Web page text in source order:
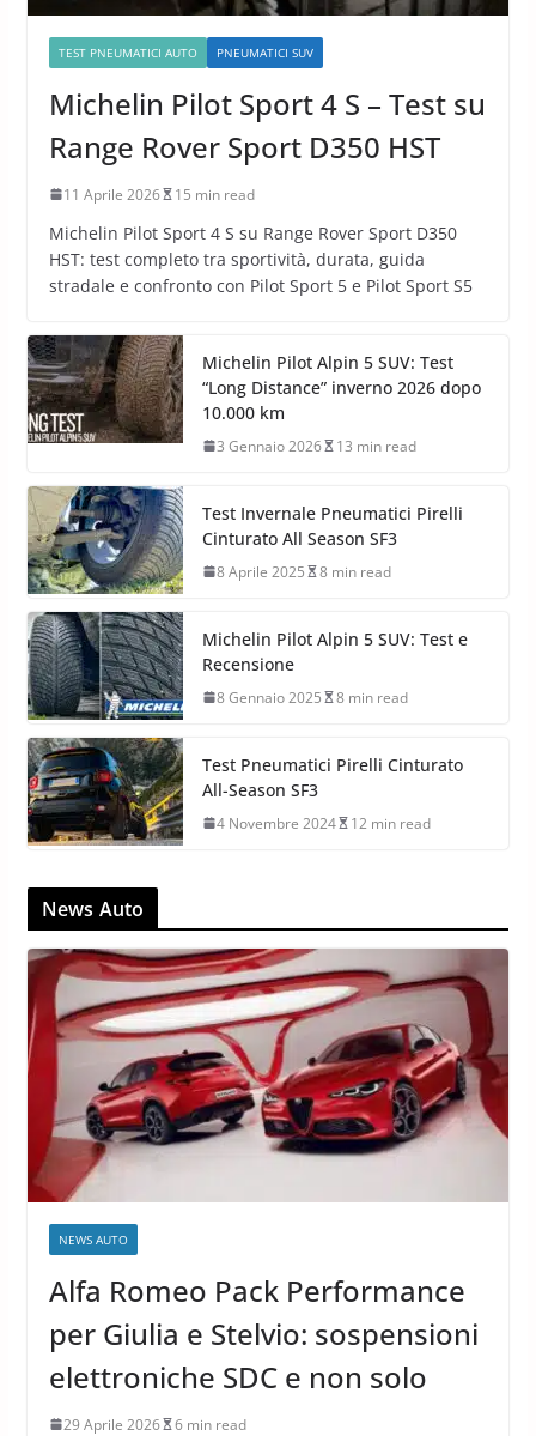
TEST PNEUMATICI AUTO PNEUMATICI SUV
Michelin Pilot Sport 4 S – Test su
Range Rover Sport D350 HST
11 Aprile 2026 15 min read
Michelin Pilot Sport 4 S su Range Rover Sport D350
HST: test completo tra sportività, durata, guida
stradale e confronto con Pilot Sport 5 e Pilot Sport S5
Michelin Pilot Alpin 5 SUV: Test
“Long Distance” inverno 2026 dopo
10.000 km
3 Gennaio 2026 13 min read
Test Invernale Pneumatici Pirelli
Cinturato All Season SF3
8 Aprile 2025 8 min read
Michelin Pilot Alpin 5 SUV: Test e
Recensione
8 Gennaio 2025 8 min read
Test Pneumatici Pirelli Cinturato
All-Season SF3
4 Novembre 2024 12 min read
News Auto
NEWS AUTO
Alfa Romeo Pack Performance
per Giulia e Stelvio: sospensioni
elettroniche SDC e non solo
29 Aprile 2026 6 min read